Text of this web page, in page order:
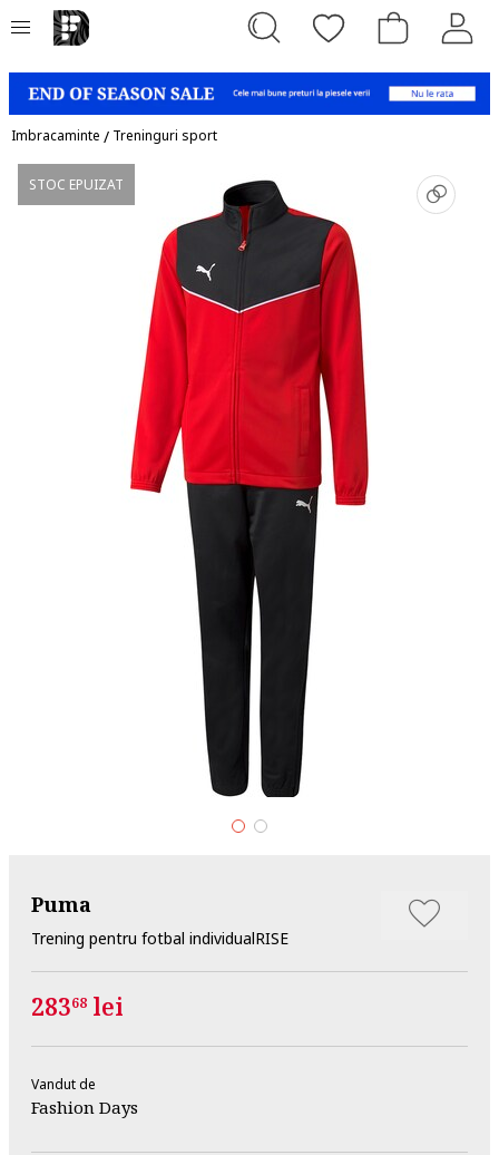
Imbracaminte / Treninguri sport
STOC EPUIZAT
Puma
Trening pentru fotbal individualRISE
28368 lei
Vandut de
Fashion Days